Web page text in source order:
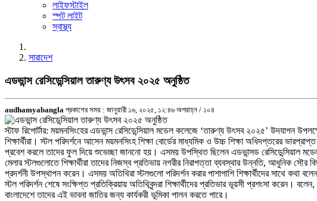
লাইফস্টাইল
স্পট লাইট
স্বাস্থ্য
সারাদেশ
এডভান্স রেসিডেন্সিয়াল তারুণ্য উৎসব ২০২৫ অনুষ্ঠিত
audhamyabangla প্রকাশের সময় : জানুয়ারী ১৬, ২০২৫, ১২:৪৬ অপরাহ্ন / ১০৪
স্টাফ রিপোর্টার: ময়মনসিংহের এডভান্স রেসিডেন্সিয়াল মডেল কলেজে ‘তারুণ্য উৎসব ২০২৫’ উদযাপন
শিক্ষার্থীরা। স্টল পরিদর্শনে আসেন ময়মনসিংহ শিক্ষা বোর্ডের মাধ্যমিক ও উচ্চ শিক্ষা অধিদপ্তরের
প্রবেশ করলে তাদের ফুল দিয়ে শুভেচ্ছা জাননো হয়। এসময় উপস্থিত ছিলেন এডভান্সড রেসিডেন্সিয়াল
মেলার স্টলগুলোতে শিক্ষার্থীরা তাদের নিজস্ব প্রতিভায় নগরীর নিরাপত্তা ব্যবস্থার উন্নতি, আধুনিক সৌর
প্রদর্শনী উপস্থাপন করেন। এসময় অতিথিরা স্টলগুলো পরিদর্শন করার পাশাপাশি শিক্ষার্থীদের সাথে কথা
স্টল পরিদর্শন শেষে সংক্ষিপ্ত প্রতিক্রিয়ায় অতিথিবৃন্দরা শিক্ষার্থীদের প্রতিভার ভূয়সী প্রশংসা
বাংলাদেশে তাদের এই ভাবনা জাতির জন্য কার্যকরী ভূমিকা পালন করতে পারে।